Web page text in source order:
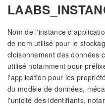
Nom de l'instance
de nom utilisé pour le
cloisonnement des données
utilisé notamment pour
l'application pour les
du modèle de données,
l'unicité des identifiants,